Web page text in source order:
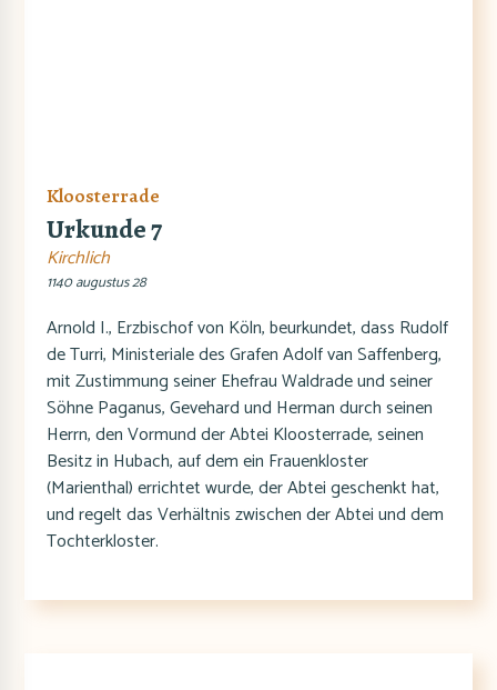
Kloosterrade
Urkunde 7
Kirchlich
1140 augustus 28
Arnold I., Erzbischof von Köln, beurkundet, dass Rudolf
de Turri, Ministeriale des Grafen Adolf van Saffenberg,
mit Zustimmung seiner Ehefrau Waldrade und seiner
Söhne Paganus, Gevehard und Herman durch seinen
Herrn, den Vormund der Abtei Kloosterrade, seinen
Besitz in Hubach, auf dem ein Frauenkloster
(Marienthal) errichtet wurde, der Abtei geschenkt hat,
und regelt das Verhältnis zwischen der Abtei und dem
Tochterkloster.